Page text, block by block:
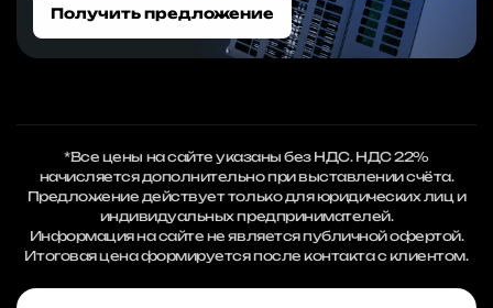
Получить предложение
*Все цены на сайте указаны без НДС. НДС 22%
начисляется дополнительно при выставлении счёта.
Предложение действует только для юридических лиц и
индивидуальных предпринимателей.
Информация на сайте не является публичной офертой.
Итоговая цена формируется после контакта с клиентом.